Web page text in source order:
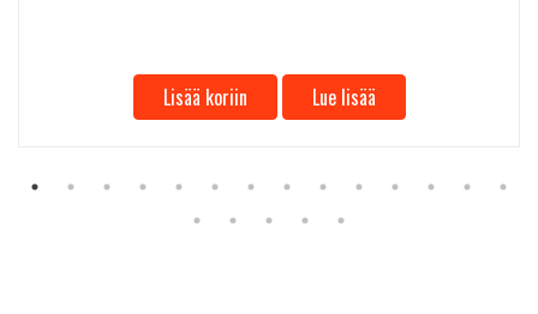
Lisää koriin Lue lisää